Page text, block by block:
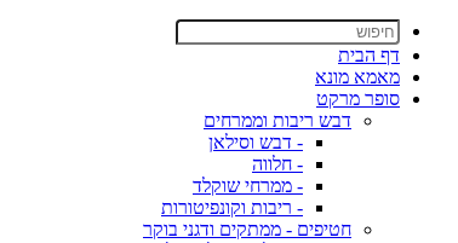
דף הבית
מאמא מונא
סופר מרקט
דבש ריבות וממרחים
- דבש וסילאן
- חלווה
- ממרחי שוקלד
- ריבות וקונפיטורות
חטיפים - ממתקים ודגני בוקר